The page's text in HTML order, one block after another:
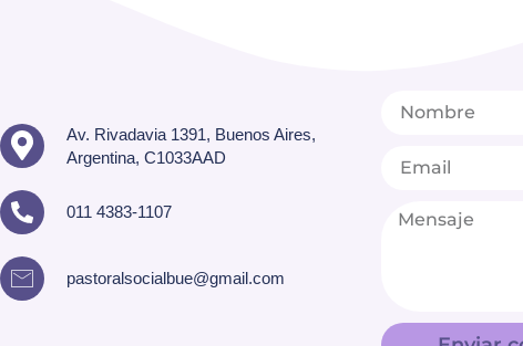
Av. Rivadavia 1391, Buenos Aires,
Argentina, C1033AAD
011 4383-1107
pastoralsocialbue@gmail.com
Enviar